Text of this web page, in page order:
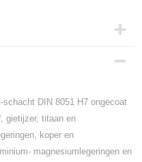
DIN 8051 H7 ongecoat
gietijzer, titaan en
koper en
magnesiumlegeringen en